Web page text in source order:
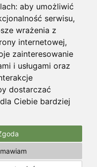
aby umożliwić
serwisu,
wrażenia z
internetowej,
zainteresowanie
i usługami oraz
dostarczać
Ciebie bardziej
zastrzeżone. Designed by